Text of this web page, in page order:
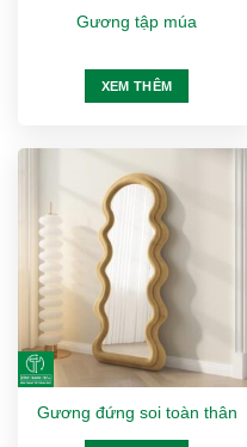
Gương tập múa
XEM THÊM
Gương đứng soi toàn thân